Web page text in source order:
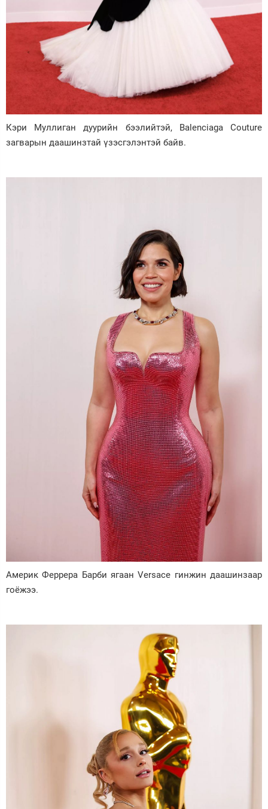
Кэри Муллиган дуурийн бээлийтэй, Balenciaga Couture
загварын даашинзтай үзэсгэлэнтэй байв.
Америк Феррера Барби ягаан Versace гинжин даашинзаар
гоёжээ.